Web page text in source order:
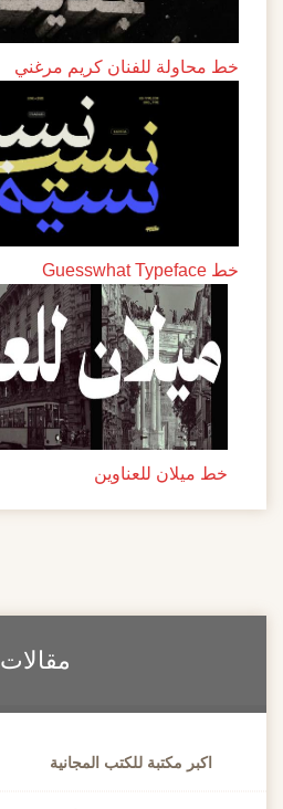
خط محاولة للفنان كريم مرغني
خط Guesswhat Typeface
خط ميلان للعناوين
مقالات
اكبر مكتبة للكتب المجانية